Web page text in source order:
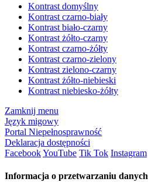
Kontrast domyślny
Kontrast czarno-biały
Kontrast biało-czarny
Kontrast żółto-czarny
Kontrast czarno-żółty
Kontrast czarno-zielony
Kontrast zielono-czarny
Kontrast żółto-niebieski
Kontrast niebiesko-żółty
Zamknij menu
Język migowy
Portal Niepełnosprawność
Deklaracja dostępności
FacebookYouTube Tik Tok Instagram
Informacja o przetwarzaniu danych